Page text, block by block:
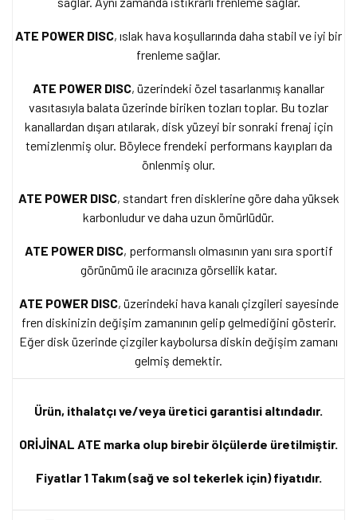
ATE POWER DISC, ıslak hava koşullarında daha stabil ve iyi bir
frenleme sağlar.
ATE POWER DISC, üzerindeki özel tasarlanmış kanallar
vasıtasıyla balata üzerinde biriken tozları toplar. Bu tozlar
kanallardan dışarı atılarak, disk yüzeyi bir sonraki frenaj için
temizlenmiş olur. Böylece frendeki performans kayıpları da
önlenmiş olur.
ATE POWER DISC, standart fren disklerine göre daha yüksek
karbonludur ve daha uzun ömürlüdür.
ATE POWER DISC, performanslı olmasının yanı sıra sportif
görünümü ile aracınıza görsellik katar.
ATE POWER DISC, üzerindeki hava kanalı çizgileri sayesinde
fren diskinizin değişim zamanının gelip gelmediğini gösterir.
Eğer disk üzerinde çizgiler kaybolursa diskin değişim zamanı
gelmiş demektir.
Ürün, ithalatçı ve/veya üretici garantisi altındadır.
ORİJİNAL ATE marka olup birebir ölçülerde üretilmiştir.
Fiyatlar 1 Takım (sağ ve sol tekerlek için) fiyatıdır.